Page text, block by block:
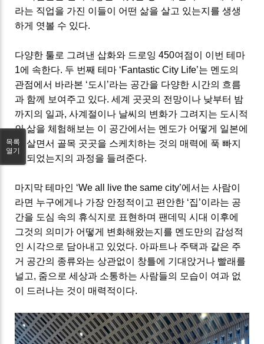
라는 직업을 가진 이들이 어떤 삶을 살고 있는지를 생생
하게 엿볼 수 있다.
다양한 툴로 그려낸 삽화와 드로잉450여점이 이번 테마
1에 속한다. 두 번째 테마 ‘Fantastic City Life’는 멘도의
관점에서 바라본 ‘도시 ’라는 공간을 다양한 시간의 흐름
과 함께 보여주고 있다.세계 곳곳의 전망이나 낮부터 밤
까지의 일과,사계절이나 날씨의 변화가 그려지는 도시적
인 삶을 체험해보는 이 공간에서는 멘도가 어떻게 일본에
서 살면서 골목 곳곳을 스케치하는 것의 매력에 푹 빠지
게 되었는지의 과정을 들려준다.
마지막 테마인 ‘We all live the same city’에서는 사람이
라면 누구에게나 가장 안정적이고 편안한 ‘집’이라는 공
간을 도심 속의 휴식지로 표현하며 팬데믹 시대 이후에
그것의 의미가 어떻게 변화해왔는지를 멘도만의 감성적
인 시각으로 담아내고 있었다. 아파트나 주택과 같은 주
거 공간의 종류와는 상관없이 창틀에 기대앉거나 빨래를
널고, 줌으로 세상과 소통하는 사람들의 모습이 여과 없
이 드러나는 것이 매력적이다.
목록
열기